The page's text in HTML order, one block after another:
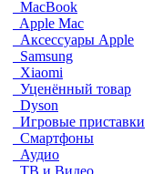
MacBook
Apple Mac
Аксессуары Apple
Samsung
Xiaomi
Уценённый товар
Dyson
Игровые приставки
Смартфоны
Аудио
ТВ и Видео